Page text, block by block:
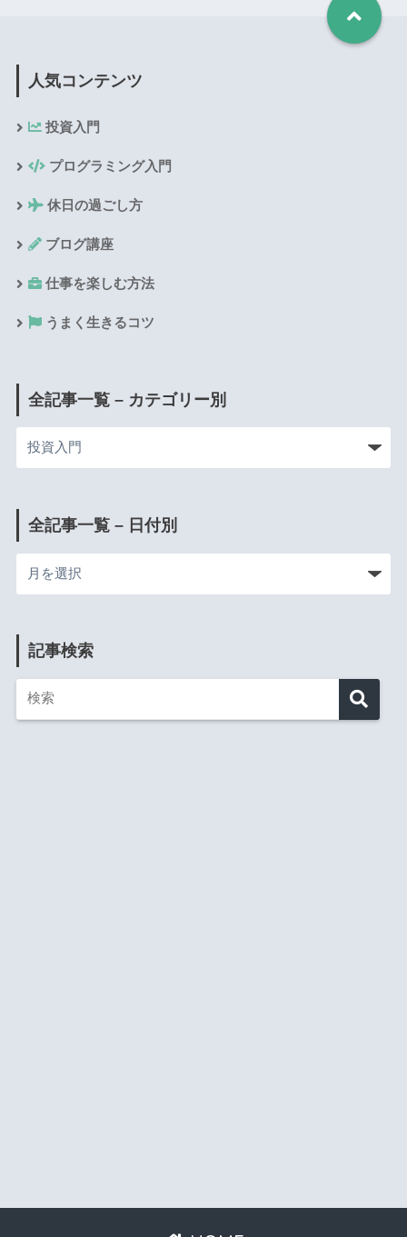
人気コンテンツ
投資入門
プログラミング入門
休日の過ごし方
ブログ講座
仕事を楽しむ方法
うまく生きるコツ
全記事一覧 – カテゴリー別
全記事一覧 – 日付別
記事検索